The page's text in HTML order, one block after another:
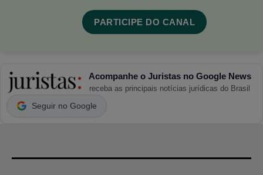
PARTICIPE DO CANAL
Acompanhe o Juristas no Google News
receba as principais notícias jurídicas do Brasil
Seguir no Google